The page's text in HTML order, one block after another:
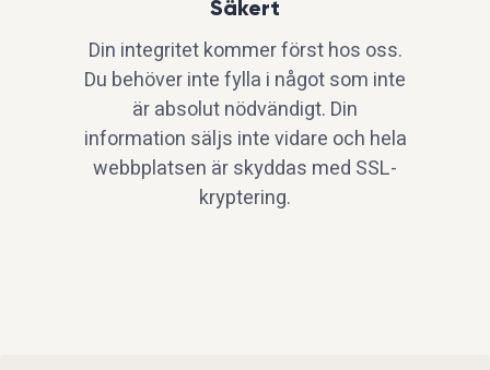
Säkert
Din integritet kommer först hos oss.
Du behöver inte fylla i något som inte
är absolut nödvändigt. Din
information säljs inte vidare och hela
webbplatsen är skyddas med SSL-
kryptering.